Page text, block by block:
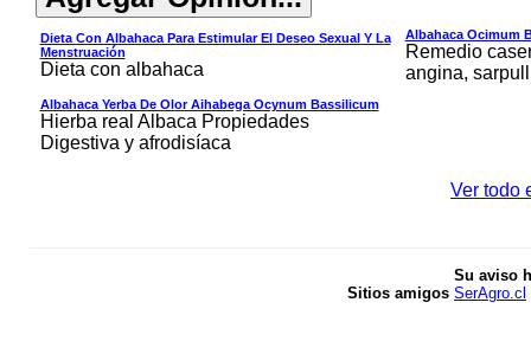
Dieta Con Albahaca Para Estimular El Deseo Sexual Y La
Menstruación
Dieta con albahaca
Albahaca Ocimum
Remedio
angina,
Albahaca Yerba De Olor Aihabega Ocynum Bassilicum
Hierba real Albaca Propiedades
Digestiva y afrodisíaca
Ver todo
Su aviso
Sitios amigos SerAgro.cl